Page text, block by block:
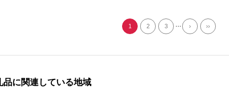
1 2 3 ... › ››
品に関連している地域